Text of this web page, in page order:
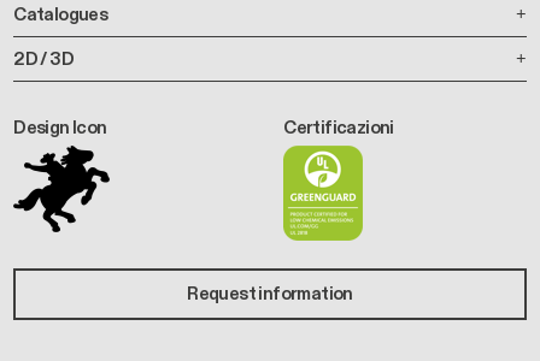
Catalogues
2D / 3D
Design Icon Certificazioni
Request information